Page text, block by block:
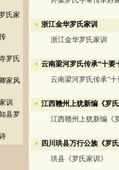
氏家
罗氏
家风
训
县罗
浙江金华罗氏家训
浙江金华罗氏家训
云南梁河罗氏传承“十要
云南梁河罗氏传承“十
江西赣州上犹新编《罗
江西赣州上犹新编《
四川珙县万行公族《罗
珙县《罗氏家训》